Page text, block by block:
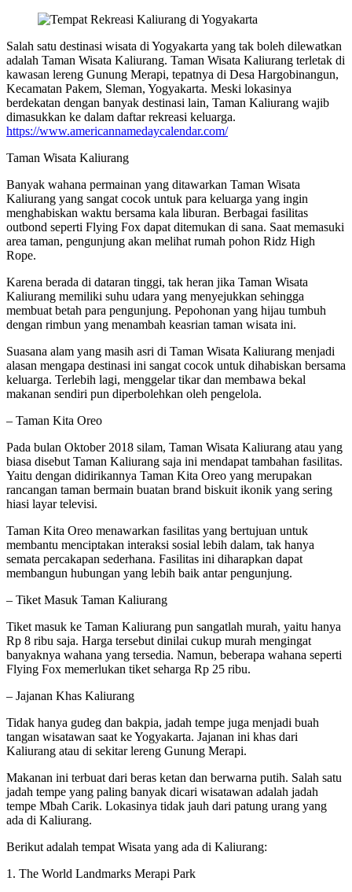
Salah satu destinasi wisata di Yogyakarta yang tak boleh dilewatkan
adalah Taman Wisata Kaliurang. Taman Wisata Kaliurang terletak di
kawasan lereng Gunung Merapi, tepatnya di Desa Hargobinangun,
Kecamatan Pakem, Sleman, Yogyakarta. Meski lokasinya
berdekatan dengan banyak destinasi lain, Taman Kaliurang wajib
dimasukkan ke dalam daftar rekreasi keluarga.
https://www.americannamedaycalendar.com/
Taman Wisata Kaliurang
Banyak wahana permainan yang ditawarkan Taman Wisata
Kaliurang yang sangat cocok untuk para keluarga yang ingin
menghabiskan waktu bersama kala liburan. Berbagai fasilitas
outbond seperti Flying Fox dapat ditemukan di sana. Saat memasuki
area taman, pengunjung akan melihat rumah pohon Ridz High
Rope.
Karena berada di dataran tinggi, tak heran jika Taman Wisata
Kaliurang memiliki suhu udara yang menyejukkan sehingga
membuat betah para pengunjung. Pepohonan yang hijau tumbuh
dengan rimbun yang menambah keasrian taman wisata ini.
Suasana alam yang masih asri di Taman Wisata Kaliurang menjadi
alasan mengapa destinasi ini sangat cocok untuk dihabiskan bersama
keluarga. Terlebih lagi, menggelar tikar dan membawa bekal
makanan sendiri pun diperbolehkan oleh pengelola.
– Taman Kita Oreo
Pada bulan Oktober 2018 silam, Taman Wisata Kaliurang atau yang
biasa disebut Taman Kaliurang saja ini mendapat tambahan fasilitas.
Yaitu dengan didirikannya Taman Kita Oreo yang merupakan
rancangan taman bermain buatan brand biskuit ikonik yang sering
hiasi layar televisi.
Taman Kita Oreo menawarkan fasilitas yang bertujuan untuk
membantu menciptakan interaksi sosial lebih dalam, tak hanya
semata percakapan sederhana. Fasilitas ini diharapkan dapat
membangun hubungan yang lebih baik antar pengunjung.
– Tiket Masuk Taman Kaliurang
Tiket masuk ke Taman Kaliurang pun sangatlah murah, yaitu hanya
Rp 8 ribu saja. Harga tersebut dinilai cukup murah mengingat
banyaknya wahana yang tersedia. Namun, beberapa wahana seperti
Flying Fox memerlukan tiket seharga Rp 25 ribu.
– Jajanan Khas Kaliurang
Tidak hanya gudeg dan bakpia, jadah tempe juga menjadi buah
tangan wisatawan saat ke Yogyakarta. Jajanan ini khas dari
Kaliurang atau di sekitar lereng Gunung Merapi.
Makanan ini terbuat dari beras ketan dan berwarna putih. Salah satu
jadah tempe yang paling banyak dicari wisatawan adalah jadah
tempe Mbah Carik. Lokasinya tidak jauh dari patung urang yang
ada di Kaliurang.
Berikut adalah tempat Wisata yang ada di Kaliurang:
1. The World Landmarks Merapi Park